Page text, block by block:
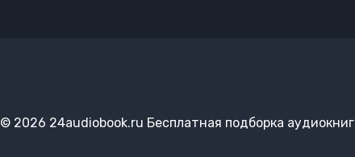
© 2026 24audiobook.ru Бесплатная подборка аудиокниг